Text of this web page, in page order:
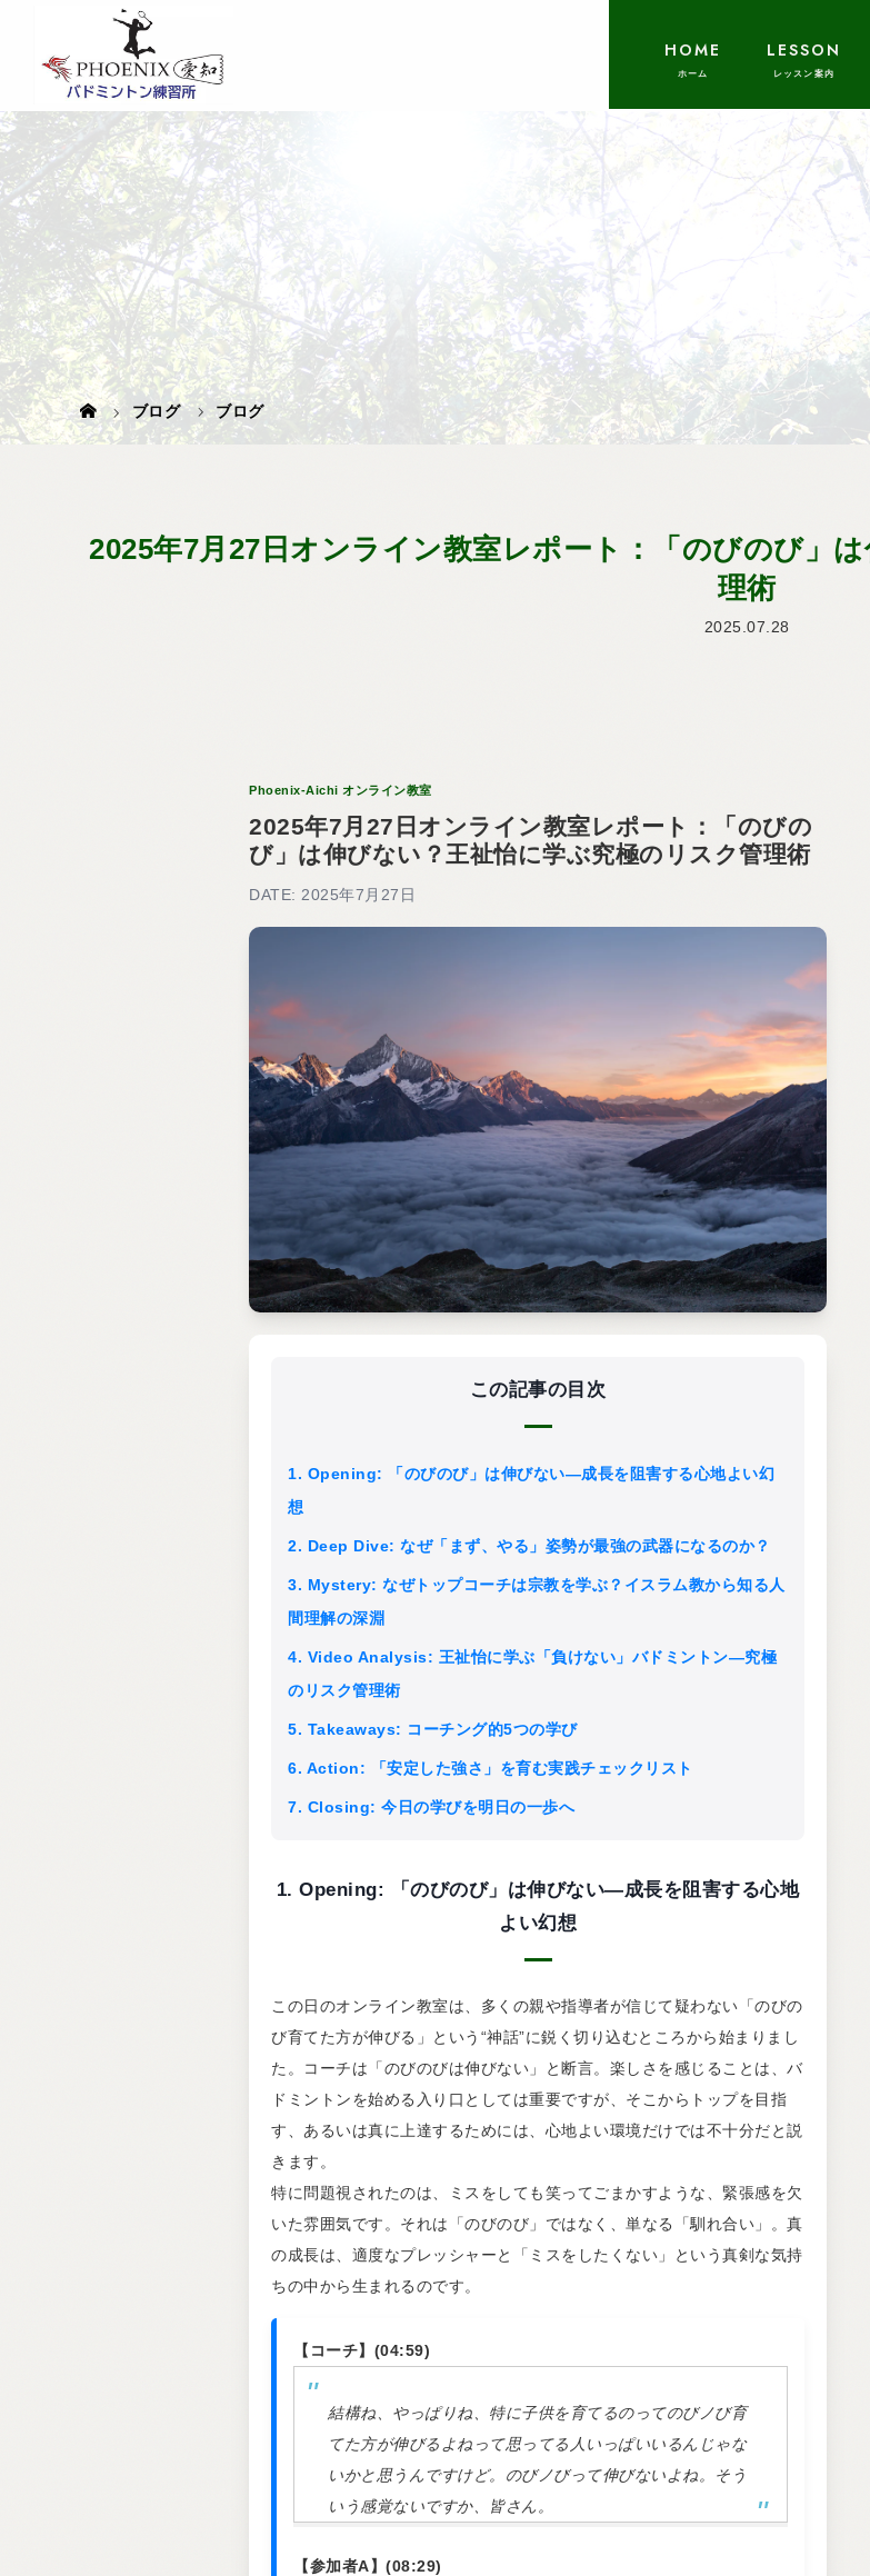
HOME LESSON
ブログ ブログ
2025年7月27日オンライン教室レポート：「のびのび」
理術
2025.07.28
Phoenix-Aichi オンライン教室
2025年7月27日オンライン教室レポート：「のびの
び」は伸びない？王祉怡に学ぶ究極のリスク管理術
DATE: 2025年7月27日
この記事の目次
1. Opening: 「のびのび」は伸びない—成長を阻害する心地よい幻
想
2. Deep Dive: なぜ「まず、やる」姿勢が最強の武器になるのか？
3. Mystery: なぜトップコーチは宗教を学ぶ？イスラム教から知る人
間理解の深淵
4. Video Analysis: 王祉怡に学ぶ「負けない」バドミントン—究極
のリスク管理術
5. Takeaways: コーチング的5つの学び
6. Action: 「安定した強さ」を育む実践チェックリスト
7. Closing: 今日の学びを明日の一歩へ
1. Opening: 「のびのび」は伸びない—成長を阻害する心地
よい幻想
この日のオンライン教室は、多くの親や指導者が信じて疑わない「のびの
び育てた方が伸びる」という“神話”に鋭く切り込むところから始まりまし
た。コーチは「のびのびは伸びない」と断言。楽しさを感じることは、バ
ドミントンを始める入り口としては重要ですが、そこからトップを目指
す、あるいは真に上達するためには、心地よい環境だけでは不十分だと説
きます。
特に問題視されたのは、ミスをしても笑ってごまかすような、緊張感を欠
いた雰囲気です。それは「のびのび」ではなく、単なる「馴れ合い」。真
の成長は、適度なプレッシャーと「ミスをしたくない」という真剣な気持
ちの中から生まれるのです。
【コーチ】(04:59)
結構ね、やっぱりね、特に子供を育てるのってのびノび育
てた方が伸びるよねって思ってる人いっぱいいるんじゃな
いかと思うんですけど。のびノびって伸びないよね。そう
いう感覚ないですか、皆さん。
【参加者A】(08:29)